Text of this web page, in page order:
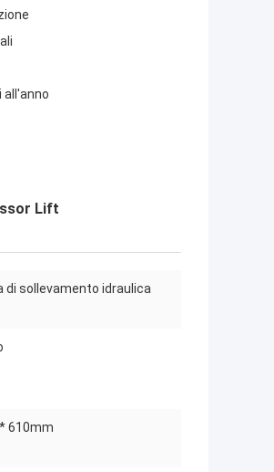
all'anno
Lift
di sollevamento idraulica
610mm